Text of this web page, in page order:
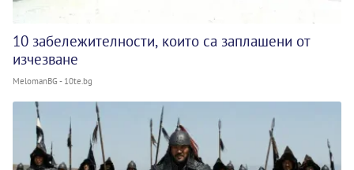
10 забележителности, които са заплашени от
изчезване
MelomanBG - 10te.bg